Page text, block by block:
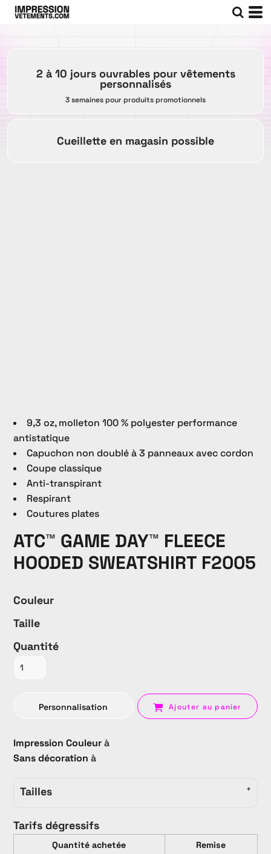
2 à 10 jours ouvrables pour vêtements
personnalisés
3 semaines pour produits promotionnels
Cueillette en magasin possible
9,3 oz, molleton 100 % polyester performance
antistatique
Capuchon non doublé à 3 panneaux avec cordon
Coupe classique
Anti-transpirant
Respirant
Coutures plates
ATC™ GAME DAY™ FLEECE
HOODED SWEATSHIRT F2005
Couleur
Taille
Quantité
Personnalisation Ajouter au panier
Impression Couleurà
Sans décoration à
Tailles
Tarifs dégressifs
Quantité achetée
Remise